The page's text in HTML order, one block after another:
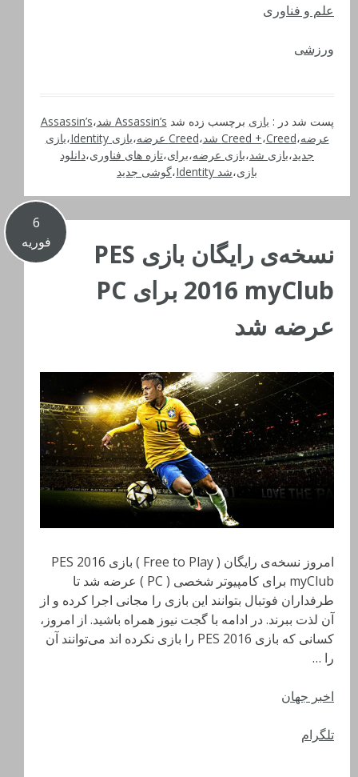
علم و فناوری
ورزشی
پست شد در : بازی برچسب زده شد Assassin’s شد ،Assassin’s
عرضه، Creed +،Creed شد ،Creed عرضه ،بازی Identity ،بازی
جدید،بازی شد،بازی عرضه،برای،تازه های فناوری،دانلود
بازی،شد Identity ،گوشی جدید
6
فوریه
نسخه‌‌ی رایگان بازی PES
2016 myClub برای PC
عرضه شد
امروز نسخه‌ی رایگان ( Free to Play ) بازی PES 2016
myClub برای کامپیوتر شخصی ( PC ) عرضه شد تا
طرفداران فوتبال بتوانند این بازی را مجانی اجرا کرده و از
آن لذت ببرند. در ادامه با گجت نیوز همراه باشید. از امروز،
کسانی که بازی PES 2016 را بازی نکرده اند می‌توانند آن
را …
اخبر جهان
تلگرام